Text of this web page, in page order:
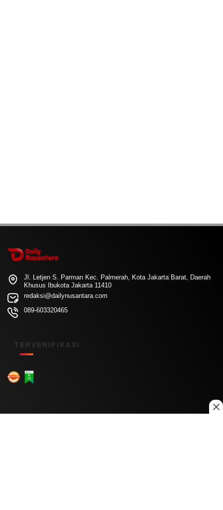
Jl. Letjen S. Parman Kec. Palmerah, Kota Jakarta Barat, Daerah
Khusus Ibukota Jakarta 11410
redaksi@dailynusantara.com
089-603320465
TERVERIFIKASI